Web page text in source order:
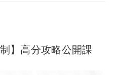
】高分攻略公開課